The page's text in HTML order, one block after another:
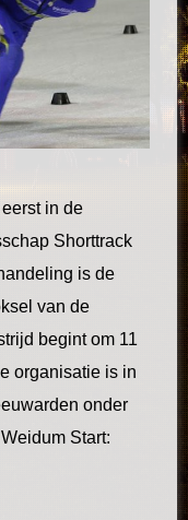
in de
Shorttrack
is de
van de
begint om 11
organisatie is in
onder
Start: